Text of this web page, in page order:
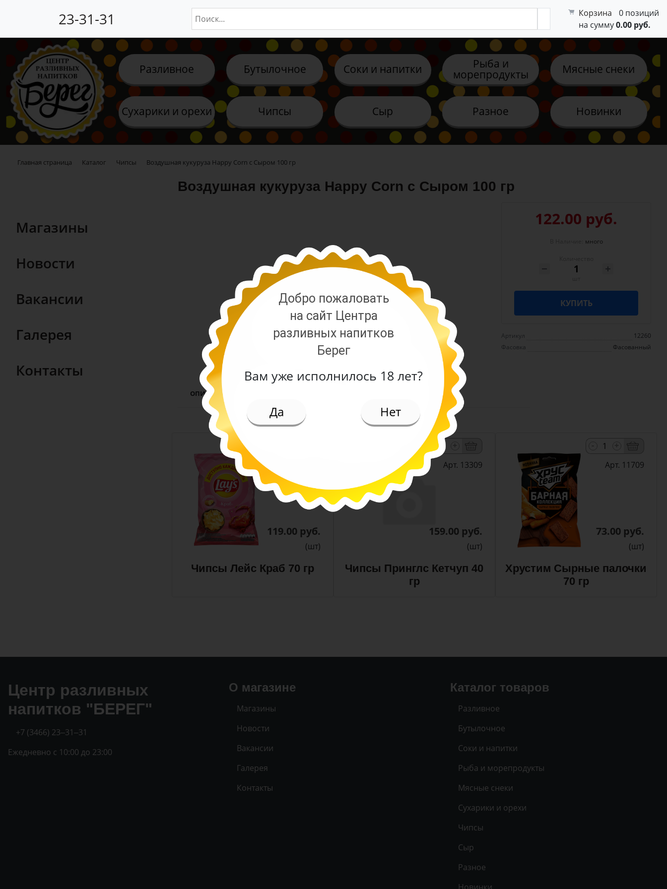
23-31-31 Корзина
0 позиций
на сумму0.00 руб.
Разливное Бутылочное Соки и напитки Рыба и
морепродукты Мясные снеки
Сухарики и орехи Чипсы Сыр Разное Новинки
Главная страница Каталог Чипсы Воздушная кукуруза Happy Corn с Сыром 100 гр
Магазины
Новости
Вакансии
Галерея
Контакты
Воздушная кукуруза Happy Corn с Сыром 100 гр
122.00 руб.
много
КУПИТЬ
Артикул
12260
Фасовка
Фасованный
ОПИСАНИЕ
119.00 руб.
(шт)
Чипсы Лейс Краб 70 гр
Арт. 13309
159.00 руб.
(шт)
Чипсы Принглс Кетчуп 40
гр
Арт. 11709
73.00 руб.
(шт)
Хрустим Сырные палочки
70 гр
О магазине
Магазины
Новости
Вакансии
Галерея
Контакты
Каталог товаров
Разливное
Бутылочное
Соки и напитки
Рыба и морепродукты
Мясные снеки
Сухарики и орехи
Чипсы
Сыр
Разное
Центр разливных
напитков "БЕРЕГ"
+7 (3466) 23‒31‒31
Ежедневно с 10:00 до 23:00
Добро пожаловать
на сайт Центра
разливных напитков
Берег
Вам уже исполнилось 18 лет?
Да Нет